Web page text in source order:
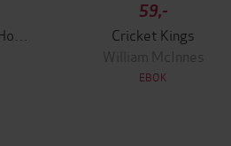
59,-
Cricket Kings
William McInnes
EBOK